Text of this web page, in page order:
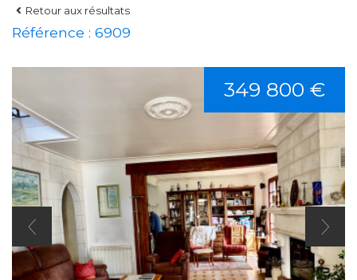
Retour aux résultats
Référence : 6909
349 800 €